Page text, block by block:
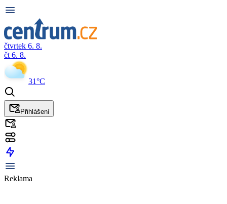
čtvrtek 6. 8.
čt 6. 8.
31°C
Přihlášení
Reklama